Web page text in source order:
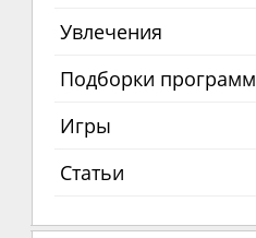
Увлечения
Подборки программ
Игры
Статьи